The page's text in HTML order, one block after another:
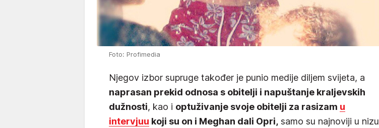
Foto: Profimedia
Njegov izbor supruge također je punio medije diljem svijeta, a
naprasan prekid odnosa s obitelji i napuštanje kraljevskih
dužnosti, kao i optuživanje svoje obitelji za rasizam u
intervjuu koji su on i Meghan dali Opri, samo su najnoviji u nizu